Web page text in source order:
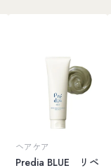
ヘアケア
Predia BLUE リペ